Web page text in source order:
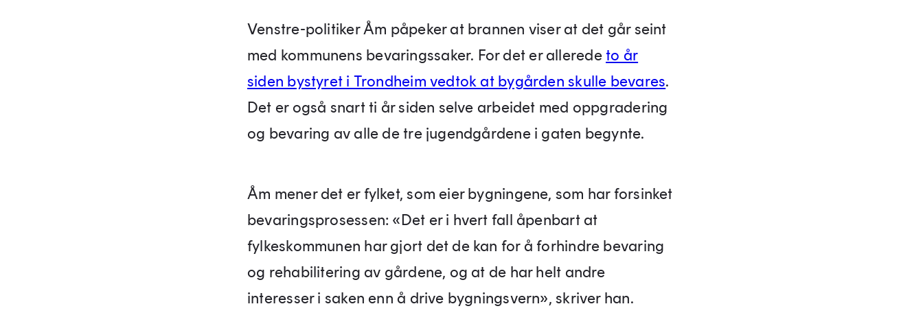
Venstre-politiker Åm påpeker at brannen viser at det går seint
med kommunens bevaringssaker. For det er allerede to år
siden bystyret i Trondheim vedtok at bygården skulle bevares.
Det er også snart ti år siden selve arbeidet med oppgradering
og bevaring av alle de tre jugendgårdene i gaten begynte.
Åm mener det er fylket, som eier bygningene, som har forsinket
bevaringsprosessen: «Det er i hvert fall åpenbart at
fylkeskommunen har gjort det de kan for å forhindre bevaring
og rehabilitering av gårdene, og at de har helt andre
interesser i saken enn å drive bygningsvern», skriver han.